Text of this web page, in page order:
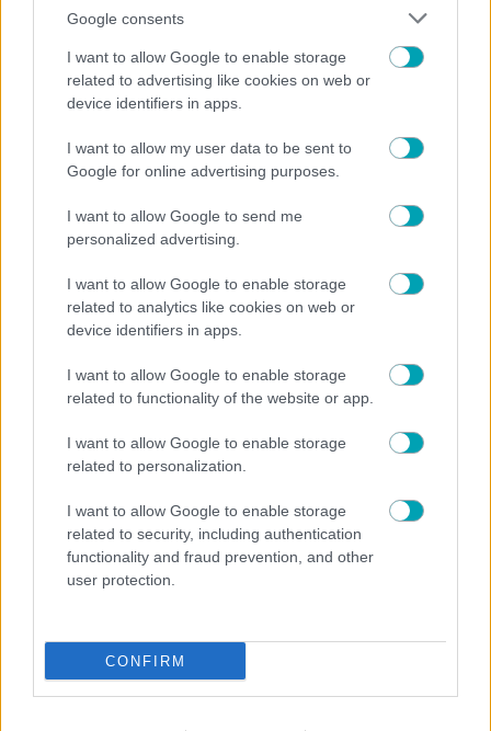
Google consents
I want to allow Google to enable storage
related to advertising like cookies on web or
device identifiers in apps.
I want to allow my user data to be sent to
Google for online advertising purposes.
I want to allow Google to send me
personalized advertising.
I want to allow Google to enable storage
related to analytics like cookies on web or
device identifiers in apps.
I want to allow Google to enable storage
related to functionality of the website or app.
I want to allow Google to enable storage
related to personalization.
I want to allow Google to enable storage
related to security, including authentication
functionality and fraud prevention, and other
user protection.
CONFIRM
περιορίζεται στην ανακάλυψη και την επιτυχία.
Η χαρά πολλαπλασιάζεται όταν προσφέρεις και
όταν μοιράζεσαι. Ο «θησαυρός» στον τίτλο του
βιβλίου δεν αναφέρεται μόνο στα υλικά αλλά
και στην πράξη της τελευταίας σκηνής, που
φέρνει την οικογένεια και όλη τη γειτονιά πιο